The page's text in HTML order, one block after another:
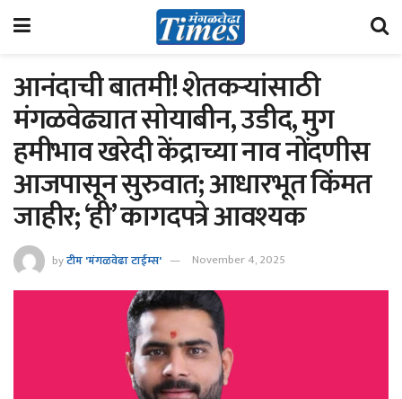
आनंदाची बातमी! शेतकऱ्यांसाठी
मंगळवेढ्यात सोयाबीन, उडीद, मुग
हमीभाव खरेदी केंद्राच्या नाव नोंदणीस
आजपासून सुरुवात; आधारभूत किंमत
जाहीर; ‘ही’ कागदपत्रे आवश्यक
byटीम 'मंगळवेढा टाईम्स' November 4, 2025